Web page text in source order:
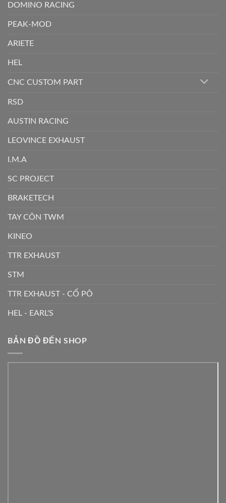
DOMINO RACING
PEAK-MOD
ARIETE
HEL
CNC CUSTOM PART
RSD
AUSTIN RACING
LEOVINCE EXHAUST
I.M.A
SC PROJECT
BRAKETECH
TAY CÔN TWM
KINEO
TTR EXHAUST
STM
TTR EXHAUST - CỔ PÔ
HEL - EARL'S
BẢN ĐỒ ĐẾN SHOP